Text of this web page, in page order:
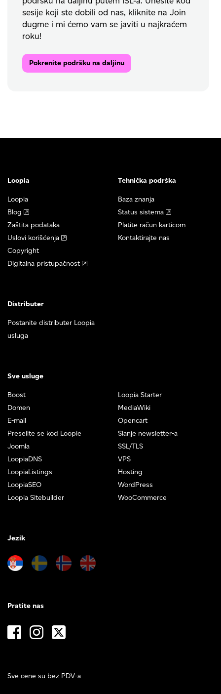
sesije koji ste dobili od nas, kliknite na Join
dugme i mi ćemo vam se javiti u najkraćem
roku!
Pokrenite podršku na daljinu
Loopia
Loopia
Blog
Zaštita podataka
Uslovi korišćenja
Copyright
Digitalna pristupačnost
Tehnička podrška
Baza znanja
Status sistema
Platite račun karticom
Kontaktirajte nas
Distributer
Postanite distributer Loopia
usluga
Sve usluge
Boost
Domen
E-mail
Preselite se kod Loopie
Joomla
LoopiaDNS
LoopiaListings
LoopiaSEO
Loopia Sitebuilder
Loopia Starter
MediaWiki
Opencart
Slanje newsletter-a
SSL/TLS
VPS
Hosting
WordPress
WooCommerce
Jezik
Sve cene su bez PDV-a
Pratite nas